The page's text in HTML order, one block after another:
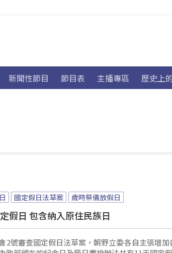
新聞性節目 節目表 主播專區 歷史上
國定假日法草案 歲時祭儀放假日
假日 包含納入原住民族日
2號審查國定假日法草案，朝野立委各自主張增加